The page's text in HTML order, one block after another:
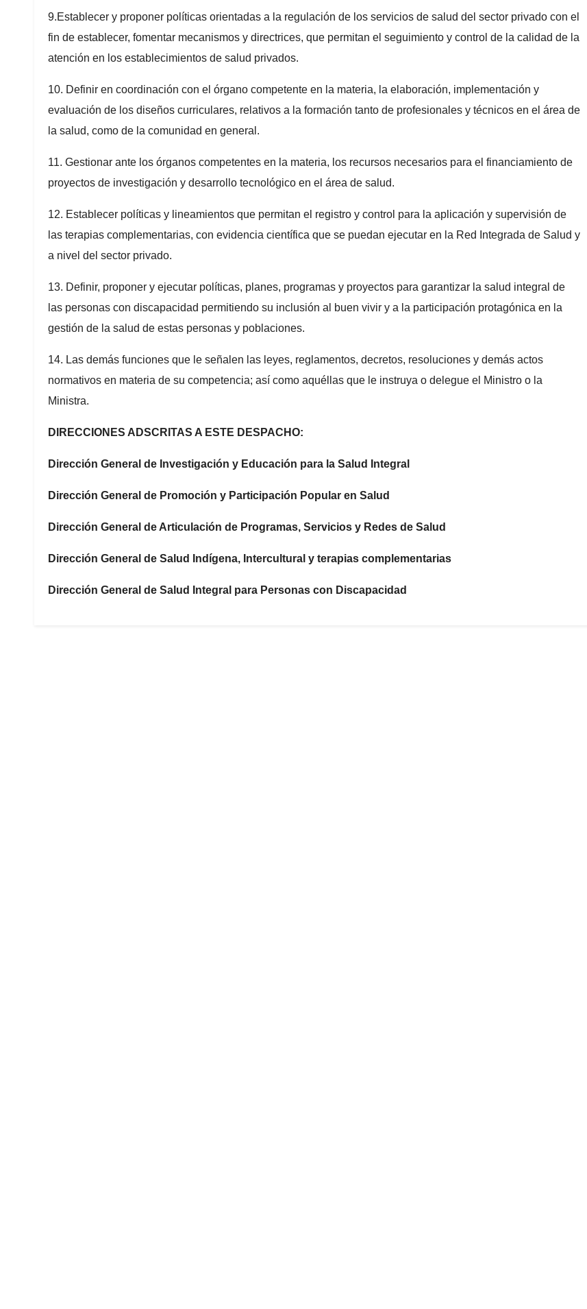
9.Establecer y proponer políticas orientadas a la regulación de los servicios de salud del sector privado con el
fin de establecer, fomentar mecanismos y directrices, que permitan el seguimiento y control de la calidad de la
atención en los establecimientos de salud privados.
10. Definir en coordinación con el órgano competente en la materia, la elaboración, implementación y
evaluación de los diseños curriculares, relativos a la formación tanto de profesionales y técnicos en el área de
la salud, como de la comunidad en general.
11. Gestionar ante los órganos competentes en la materia, los recursos necesarios para el financiamiento de
proyectos de investigación y desarrollo tecnológico en el área de salud.
12. Establecer políticas y lineamientos que permitan el registro y control para la aplicación y supervisión de
las terapias complementarias, con evidencia científica que se puedan ejecutar en la Red Integrada de Salud y
a nivel del sector privado.
13. Definir, proponer y ejecutar políticas, planes, programas y proyectos para garantizar la salud integral de
las personas con discapacidad permitiendo su inclusión al buen vivir y a la participación protagónica en la
gestión de la salud de estas personas y poblaciones.
14. Las demás funciones que le señalen las leyes, reglamentos, decretos, resoluciones y demás actos
normativos en materia de su competencia; así como aquéllas que le instruya o delegue el Ministro o la
Ministra.
DIRECCIONES ADSCRITAS A ESTE DESPACHO:
Dirección General de Investigación y Educación para la Salud Integral
Dirección General de Promoción y Participación Popular en Salud
Dirección General de Articulación de Programas, Servicios y Redes de Salud
Dirección General de Salud Indígena, Intercultural y terapias complementarias
Dirección General de Salud Integral para Personas con Discapacidad